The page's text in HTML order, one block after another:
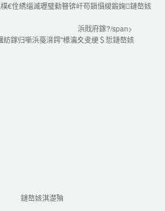
€佺綉缁滅瓑璧勬簮锛屽苟鎻愪緵鍛婅鏈嶅姟
浜戝府鎵?/span>
鎵归噺浜戞湇鍔″櫒瀹夊叏绠＄悊鏈嶅姟
鏈嶅姟淇濋殰